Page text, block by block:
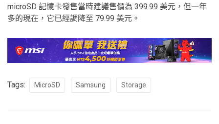
microSD 記憶卡發售當時建議售價為 399.99 美元，但一年
多的現在，它已經調降至 79.99 美元。
Tags: MicroSD Samsung Storage